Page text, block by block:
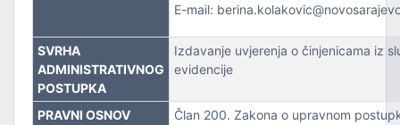
POSLOVE I KATASTAR NEKRETNINA
I URBANIZMA
E-mail:
SVRHA
ADMINISTRATIVNOG
POSTUPKA
Izdavanje uvjerenja o činjenicama iz
evidencije
PRAVNI OSNOV
Član 200. Zakona o upravnom